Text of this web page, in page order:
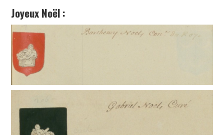
Joyeux Noël :